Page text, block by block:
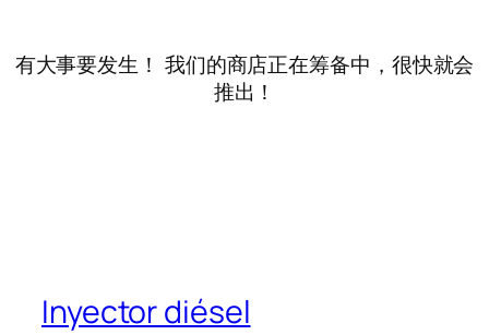
有大事要发生！ 我们的商店正在筹备中，很快就会
推出！
Inyector diésel